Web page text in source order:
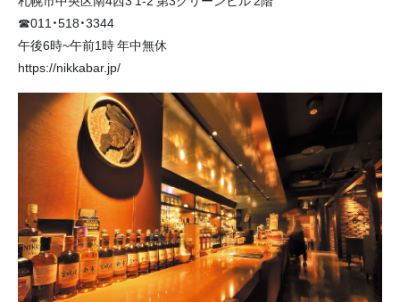
☎011・518・3344
午後6時~午前1時 年中無休
https://nikkabar.jp/